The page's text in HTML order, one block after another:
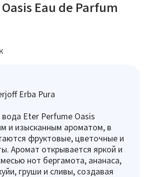
Eau de Parfum
Erba Pura
Eter Perfume Oasis
и изысканным ароматом, в
фруктовые, цветочные и
Аромат открывается яркой и
нот бергамота, ананаса,
груши и сливы, создавая